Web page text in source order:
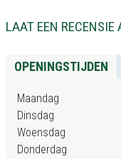
LAAT EEN RECENSIE
OPENINGSTIJDEN
Maandag
Dinsdag
Woensdag
Donderdag